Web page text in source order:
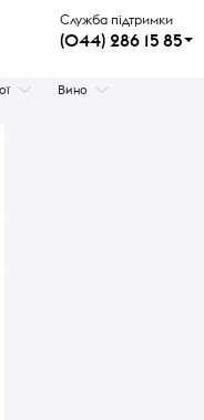
Служба підтримки
(044) 286 15 85
Вино